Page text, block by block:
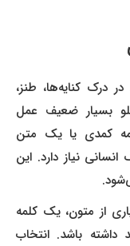
AI در درک کنایه‌ها، طنز،
بسیار ضعیف عمل
کمدی یا یک متن
نیاز دارد. این
از متون، یک کلمه
داشته باشد. انتخاب